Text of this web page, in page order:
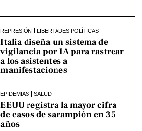
REPRESIÓN LIBERTADES POLÍTICAS
Italia diseña un sistema de
vigilancia por IA para rastrear
a los asistentes a
manifestaciones
EPIDEMIAS SALUD
EEUU registra la mayor cifra
de casos de sarampión en 35
años